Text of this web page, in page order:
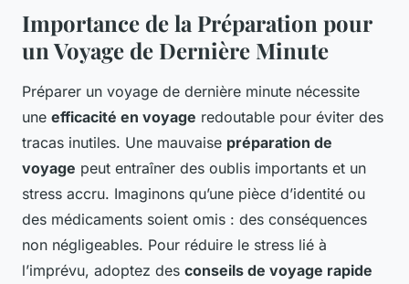
Importance de la Préparation pour
un Voyage de Dernière Minute
Préparer un voyage de dernière minute nécessite
une efficacité en voyage redoutable pour éviter des
tracas inutiles. Une mauvaise préparation de
voyage peut entraîner des oublis importants et un
stress accru. Imaginons qu’une pièce d’identité ou
des médicaments soient omis : des conséquences
non négligeables. Pour réduire le stress lié à
l’imprévu, adoptez des conseils de voyage rapide